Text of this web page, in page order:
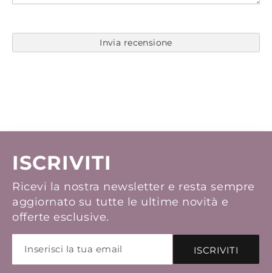
Invia recensione
ISCRIVITI
Ricevi la nostra newsletter e resta sempre
aggiornato su tutte le ultime novità e
offerte esclusive.
ISCRIVITI